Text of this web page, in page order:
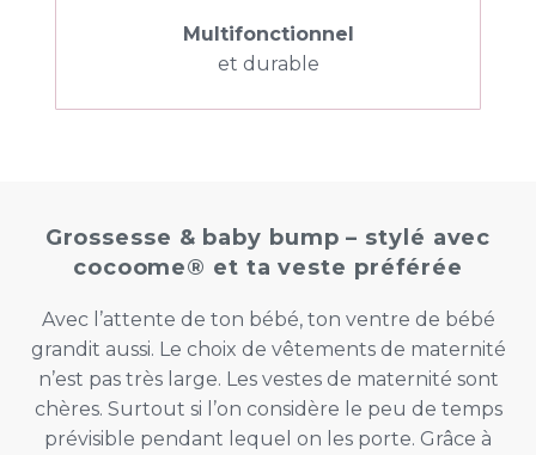
Multifonctionnel
et durable
Grossesse & baby bump – stylé avec
cocoome® et ta veste préférée
Avec l’attente de ton bébé, ton ventre de bébé
grandit aussi. Le choix de vêtements de maternité
n’est pas très large. Les vestes de maternité sont
chères. Surtout si l’on considère le peu de temps
prévisible pendant lequel on les porte. Grâce à